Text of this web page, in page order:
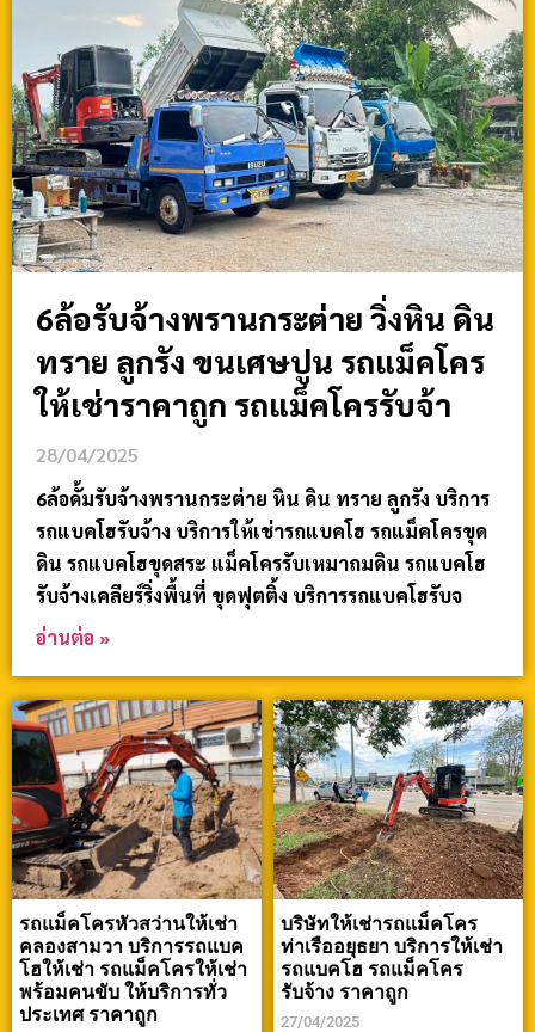
6ล้อรับจ้างพรานกระต่าย วิ่งหิน ดิน
ทราย ลูกรัง ขนเศษปูน รถแม็คโคร
ให้เช่าราคาถูก รถแม็คโครรับจ้า
28/04/2025
6ล้อดั้มรับจ้างพรานกระต่าย หิน ดิน ทราย ลูกรัง บริการ
รถแบคโฮรับจ้าง บริการให้เช่ารถแบคโฮ รถแม็คโครขุด
ดิน รถแบคโฮขุดสระ แม็คโครรับเหมาถมดิน รถแบคโฮ
รับจ้างเคลียร์ริ่งพื้นที่ ขุดฟุตติ้ง บริการรถแบคโฮรับจ
อ่านต่อ »
รถแม็คโครหัวสว่านให้เช่า
คลองสามวา บริการรถแบค
โฮให้เช่า รถแม็คโครให้เช่า
พร้อมคนขับ ให้บริการทั่ว
ประเทศ ราคาถูก
บริษัทให้เช่ารถแม็คโคร
ท่าเรืออยุธยา บริการให้เช่า
รถแบคโฮ รถแม็คโคร
รับจ้าง ราคาถูก
27/04/2025